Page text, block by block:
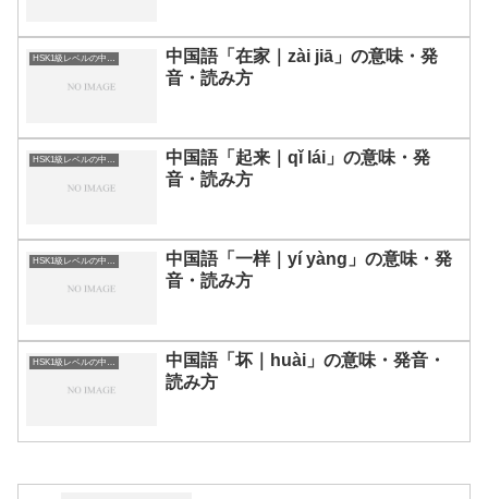
HSK1級レベルの中国語
中国語「在家｜zài jiā」の意味・発
音・読み方
HSK1級レベルの中国語
中国語「起来｜qǐ lái」の意味・発
音・読み方
中国語「一样｜yí yàng」の意味・発
音・読み方
中国語「坏｜huài」の意味・発音・
読み方